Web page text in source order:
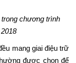
chương trình
mang giai điệu trữ
được chọn để